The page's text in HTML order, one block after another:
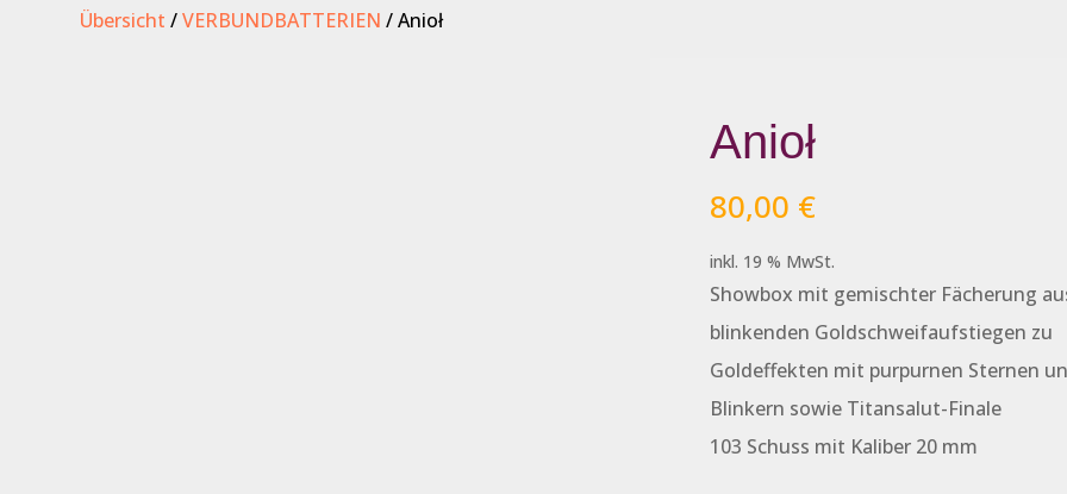
Übersicht /VERBUNDBATTERIEN / Anioł
Anioł
80,00 €
inkl. 19 % MwSt.
Showbox mit gemischter Fächerung
blinkenden Goldschweifaufstiegen zu
Goldeffekten mit purpurnen Sternen
Blinkern sowie Titansalut-Finale
103 Schuss mit Kaliber 20 mm